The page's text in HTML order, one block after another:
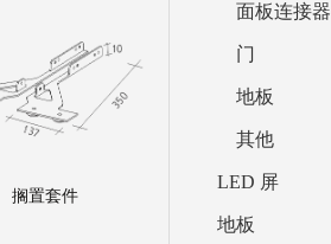
搁置套件
面板连接器
门
地板
其他
LED 屏
地板